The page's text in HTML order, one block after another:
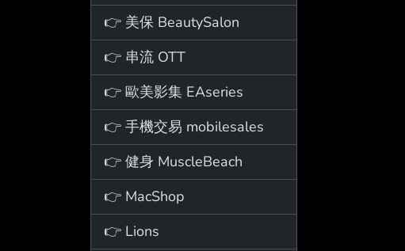
👉 美保 BeautySalon
👉 串流 OTT
👉 歐美影集 EAseries
👉 手機交易 mobilesales
👉 健身 MuscleBeach
👉 MacShop
👉 Lions